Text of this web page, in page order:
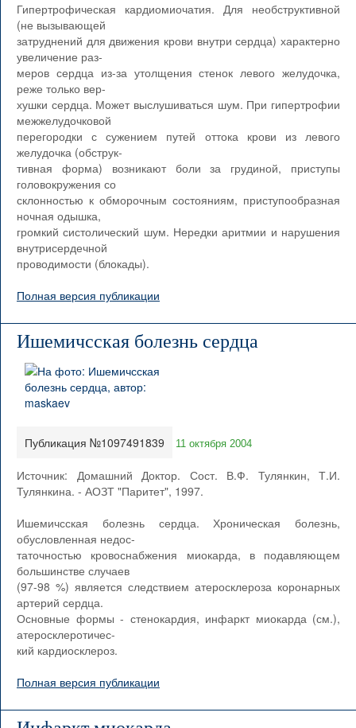
Гипертрофическая кардиомиочатия. Для необструктивной
(не вызывающей
затруднений для движения крови внутри сердца) характерно
увеличение раз-
меров сердца из-за утолщения стенок левого желудочка,
реже только вер-
хушки сердца. Может выслушиваться шум. При гипертрофии
межжелудочковой
перегородки с сужением путей оттока крови из левого
желудочка (обструк-
тивная форма) возникают боли за грудиной, приступы
головокружения со
склонностью к обморочным состояниям, приступообразная
ночная одышка,
громкий систолический шум. Нередки аритмии и нарушения
внутрисердечной
проводимости (блокады).
Полная версия публикации
Ишемичсская болезнь сердца
Публикация №1097491839 11 октября 2004
Источник: Домашний Доктор. Сост. В.Ф. Тулянкин, Т.И.
Тулянкина. - АОЗТ "Паритет", 1997.
Ишемичсская болезнь сердца. Хроническая болезнь,
обусловленная недос-
таточностью кровоснабжения миокарда, в подавляющем
большинстве случаев
(97-98 %) является следствием атеросклероза коронарных
артерий сердца.
Основные формы - стенокардия, инфаркт миокарда (см.),
атеросклеротичес-
кий кардиосклероз.
Полная версия публикации